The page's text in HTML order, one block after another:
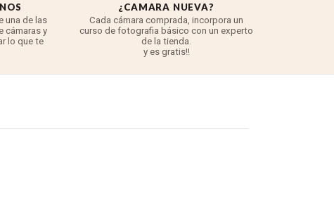
una de las
cámaras y
lo que te
¿CAMARA NUEVA?
Cada cámara comprada, incorpora un
curso de fotografia básico con un experto
de la tienda.
y es gratis!!